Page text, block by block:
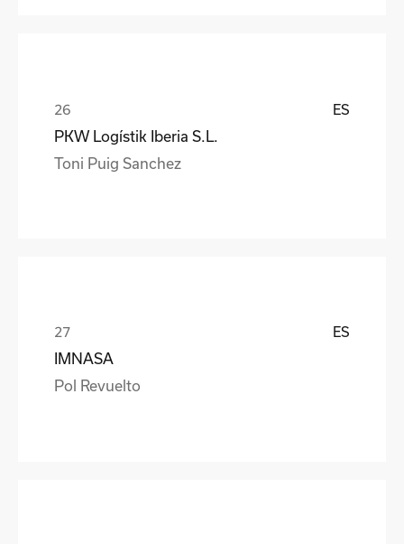
ES
PKW Logístik Iberia S.L.
Toni Puig Sanchez
ES
IMNASA
Pol Revuelto